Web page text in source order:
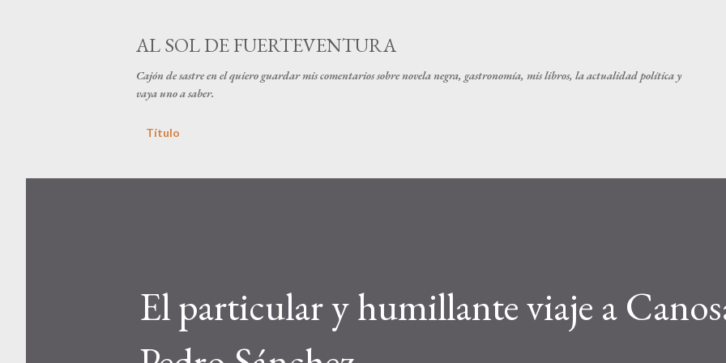
AL SOL DE FUERTEVENTURA
Cajón de sastre en el quiero guardar mis comentarios sobre novela negra, gastronomía, mis libros, la actualidad política y
vaya uno a saber.
Título
El particular y humillante viaje a